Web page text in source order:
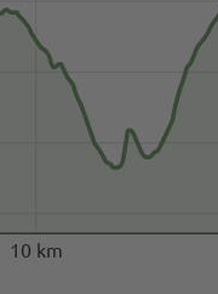
10 km